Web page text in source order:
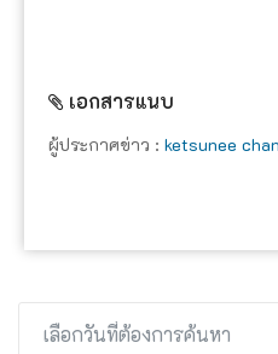
เอกสารแนบ
ผู้ประกาศข่าว : ketsunee